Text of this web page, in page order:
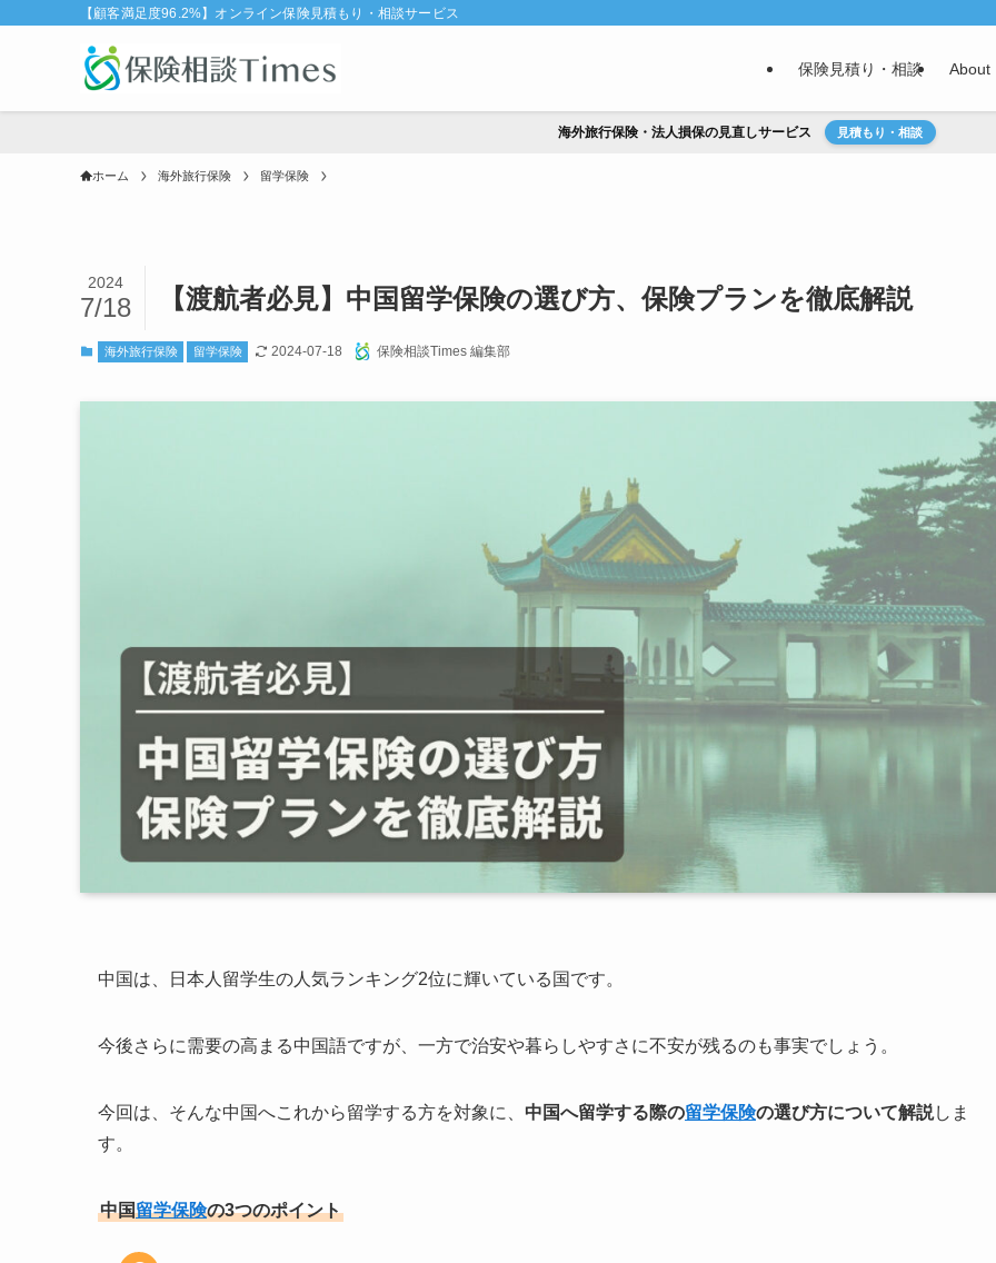
【顧客満足度96.2%】オンライン保険見積もり・相談サービス
保険見積り・相談 About
海外旅行保険・法人損保の見直しサービス 見積もり・相談
ホーム 海外旅行保険 留学保険
【渡航者必見】中国留学保険の選び方、保険プランを徹底解説
2024
7/18
海外旅行保険 留学保険 2024-07-18 保険相談Times 編集部
中国は、日本人留学生の人気ランキング2位に輝いている国です。
今後さらに需要の高まる中国語ですが、一方で治安や暮らしやすさに不安が残るのも事実でしょう。
今回は、そんな中国へこれから留学する方を対象に、 中国へ留学する際の留学保険の選び方について解説しま
す。
中国留学保険の3つのポイント